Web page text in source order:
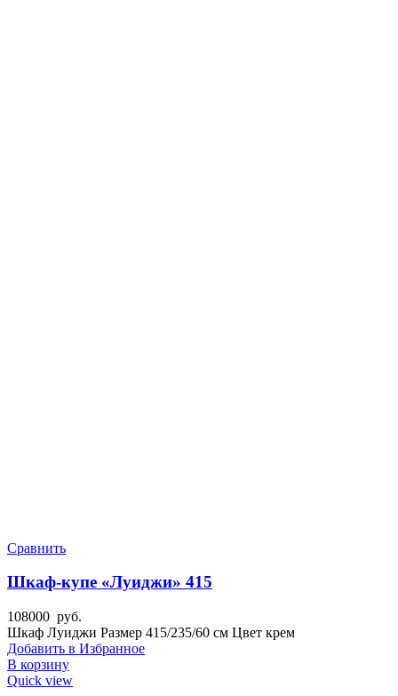
Сравнить
Шкаф-купе «Луиджи» 415
108000 руб.
Шкаф Луиджи Размер 415/235/60 см Цвет крем
Добавить в Избранное
В корзину
Quick view